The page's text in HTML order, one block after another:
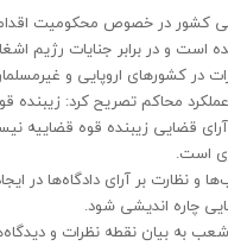
عالی کشور در خصوص محکومیت
و در برابر جنایات رژیم
در کشورهای اروپایی و
محاکم تصریح کرد:
قضایی زیبنده قوه
است.
نظارت بر آرای دادگاه‌ها در
چاره اندیشی شود.
به بیان نقطه نظرات و